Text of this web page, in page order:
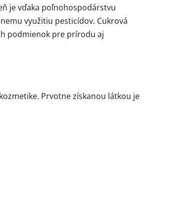
je vďaka poľnohospodárstvu
využitiu pesticídov. Cukrová
podmienok pre prírodu aj
Prvotne získanou látkou je